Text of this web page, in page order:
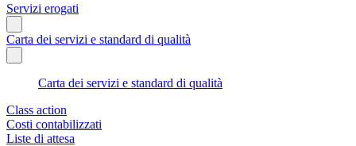
Servizi erogati
Carta dei servizi e standard di qualità
Carta dei servizi e standard di qualità
Class action
Costi contabilizzati
Liste di attesa